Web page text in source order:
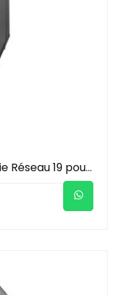
Hikvision DS-XS6622-E/DG - Baie Réseau 19 pouces 22U (600x600x1160mm) - Porte Verre Trempé - Charge 800kg - Roulettes & Pieds - Armoire Informatique & Brassage Pro